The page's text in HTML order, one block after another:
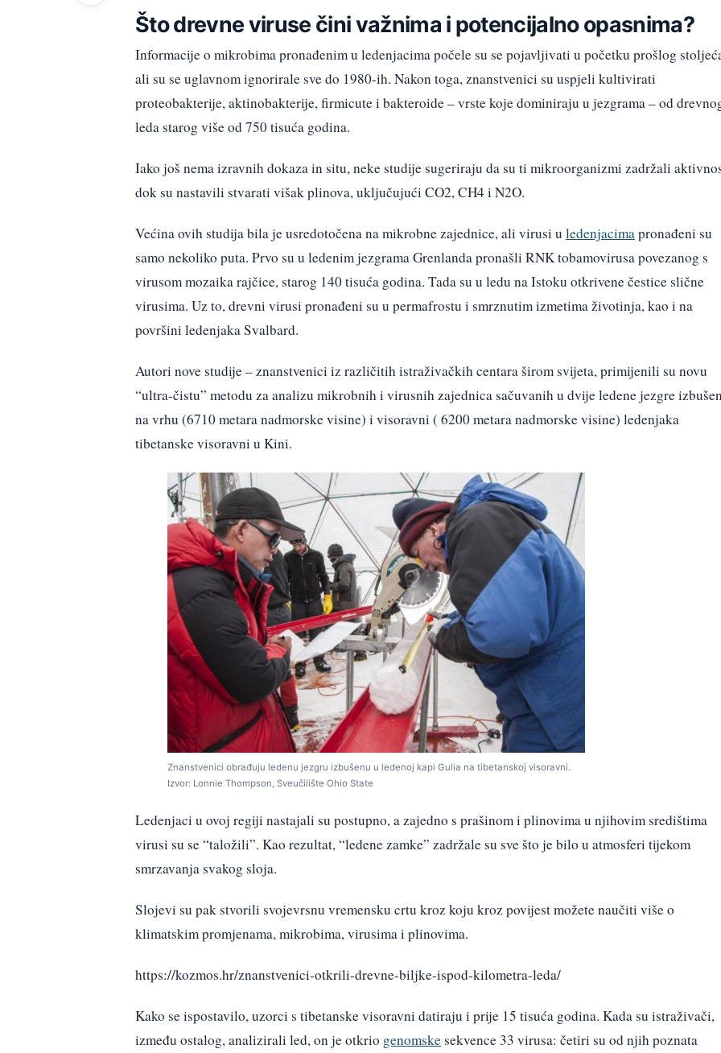
Što drevne viruse čini važnima i potencijalno opasnima?
Informacije o mikrobima pronađenim u ledenjacima počele su se pojavljivati u početku prošlog
ali su se uglavnom ignorirale sve do 1980-ih. Nakon toga, znanstvenici su uspjeli kultivirati
proteobakterije, aktinobakterije, firmicute i bakteroide – vrste koje dominiraju u jezgrama – od
leda starog više od 750 tisuća godina.
Iako još nema izravnih dokaza in situ, neke studije sugeriraju da su ti mikroorganizmi zadržali
dok su nastavili stvarati višak plinova, uključujući CO2, CH4 i N2O.
Većina ovih studija bila je usredotočena na mikrobne zajednice, ali virusi u ledenjacimapronađeni su
samo nekoliko puta. Prvo su u ledenim jezgrama Grenlanda pronašli RNK tobamovirusa povezanog s
virusom mozaika rajčice, starog 140 tisuća godina. Tada su u ledu na Istoku otkrivene čestice slične
virusima. Uz to, drevni virusi pronađeni su u permafrostu i smrznutim izmetima životinja, kao i na
površini ledenjaka Svalbard.
Autori nove studije – znanstvenici iz različitih istraživačkih centara širom svijeta, primijenili su novu
“ultra-čistu” metodu za analizu mikrobnih i virusnih zajednica sačuvanih u dvije ledene jezgre
na vrhu (6710 metara nadmorske visine) i visoravni ( 6200 metara nadmorske visine) ledenjaka
tibetanske visoravni u Kini.
Znanstvenici obrađuju ledenu jezgru izbušenu u ledenoj kapi Gulia na tibetanskoj visoravni.
Izvor: Lonnie Thompson, Sveučilište Ohio State
Ledenjaci u ovoj regiji nastajali su postupno, a zajedno s prašinom i plinovima u njihovim središtima
virusi su se “taložili”. Kao rezultat, “ledene zamke” zadržale su sve što je bilo u atmosferi tijekom
smrzavanja svakog sloja.
Slojevi su pak stvorili svojevrsnu vremensku crtu kroz koju kroz povijest možete naučiti više o
klimatskim promjenama, mikrobima, virusima i plinovima.
https://kozmos.hr/znanstvenici-otkrili-drevne-biljke-ispod-kilometra-leda/
Kako se ispostavilo, uzorci s tibetanske visoravni datiraju i prije 15 tisuća godina. Kada su istraživači,
između ostalog, analizirali led, on je otkrio genomskesekvence 33 virusa: četiri su od njih poznata